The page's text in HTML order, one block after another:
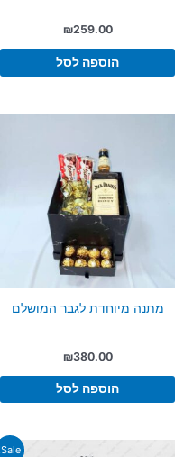
₪259.00
הוספה לסל
מתנה מיוחדת לגבר המושלם
₪380.00
הוספה לסל
Sale!